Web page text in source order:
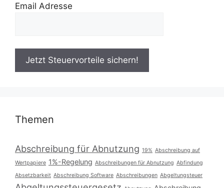
Email Adresse
Themen
Abschreibung für Abnutzung 19% Abschreibung auf
Wertpapiere 1%-Regelung Abschreibungen für Abnutzung Abfindung
Absetzbarkeit Abschreibung Software Abschreibungen Abgeltungsteuer